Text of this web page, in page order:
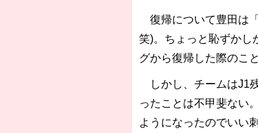
復帰について豊田は
笑)。ちょっと恥ずかし
グから復帰した際のこ
しかし、チームはJ1
ったことは不甲斐ない
ようになったのでいい